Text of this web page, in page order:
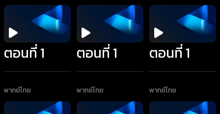
ตอนที่ 1
พากย์ไทย
ตอนที่ 1
พากย์ไทย
ตอนที่ 1
พากย์ไทย